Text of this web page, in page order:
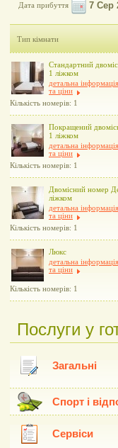
Дата прибуття
Тип кімнати
Стандартний
1 ліжком
детальна
та ціни
Кількість номерів: 1
Покращений
1 ліжком
детальна
та ціни
Кількість номерів: 1
Двомісний номер
ліжком
детальна
та ціни
Кількість номерів: 1
Люкс
детальна
та ціни
Кількість номерів: 1
Послуги у
Загальні
Спорт і
Сервіси